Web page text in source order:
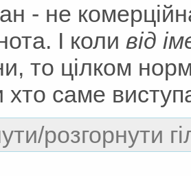
- не
І коли від
то цілком
саме
розгорнути